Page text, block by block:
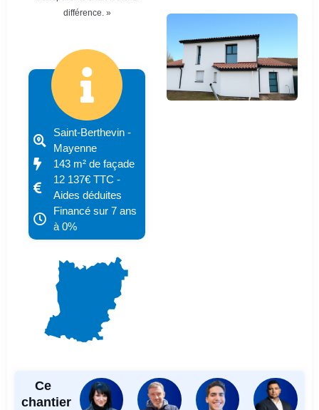
différence. »
Saint-Berthevin -
Mayenne
143 m² de façade
12 137€ TTC -
Aides déduites
Financé sur 7 ans
à 0%
Ce
chantier